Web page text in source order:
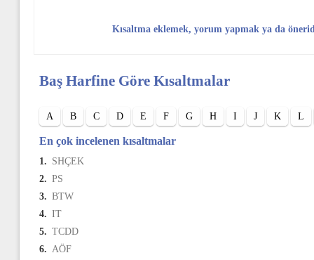
Kısaltma eklemek, yorum yapmak ya da
Baş Harfine Göre Kısaltmalar
A B C D E F G H I J K L
En çok incelenen kısaltmalar
1. SHÇEK
2. PS
3. BTW
4. IT
5. TCDD
6. AÖF